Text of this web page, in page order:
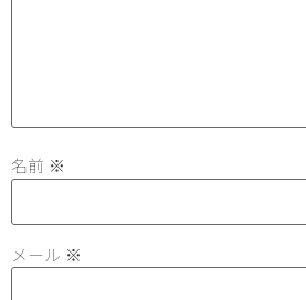
名前 ※
メール ※